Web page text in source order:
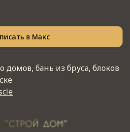
в Макс
домов, бань из бруса, блоков